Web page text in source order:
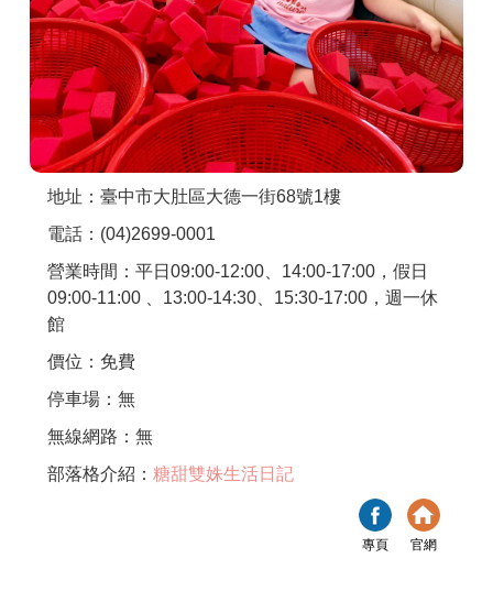
APP下載
地址：臺中市大肚區大德一街68號1樓
電話：(04)2699-0001
營業時間：平日09:00-12:00、14:00-17:00，假日
09:00-11:00 、13:00-14:30、15:30-17:00，週一休
館
價位：免費
停車場：無
無線網路：無
部落格介紹： 糖甜雙姝生活日記
專頁 官網